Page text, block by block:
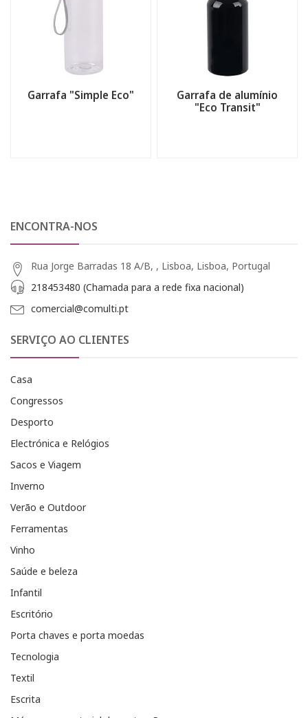
Garrafa "Simple Eco"
Garrafa de alumínio
"Eco Transit"
ENCONTRA-NOS
Rua Jorge Barradas 18 A/B, , Lisboa, Lisboa, Portugal
218453480 (Chamada para a rede fixa nacional)
comercial@comulti.pt
SERVIÇO AO CLIENTES
Casa
Congressos
Desporto
Electrónica e Relógios
Sacos e Viagem
Inverno
Verão e Outdoor
Ferramentas
Vinho
Saúde e beleza
Infantil
Escritório
Porta chaves e porta moedas
Tecnologia
Textil
Escrita